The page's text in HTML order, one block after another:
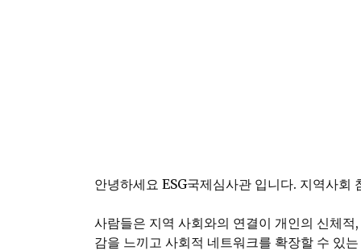
안녕하세요 ESG국제심사관 입니다. 지역사
사람들은 지역 사회와의 연결이 개인의 신체
감을 느끼고 사회적 네트워크를 확장할 수 있